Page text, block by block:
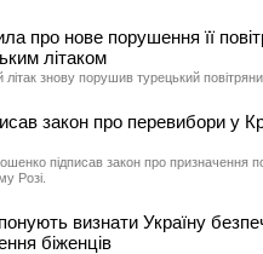
про нове порушення її
літаком
літак знову порушив турецький
закон про перевибори у
підписав закон про призначення
Розі.
визнати Україну
біженців